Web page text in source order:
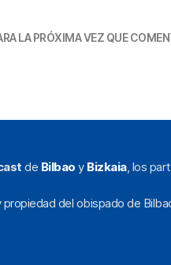
LA PRÓXIMA VEZ QUE
de Bilbao y Bizkaia, los
del obispado de